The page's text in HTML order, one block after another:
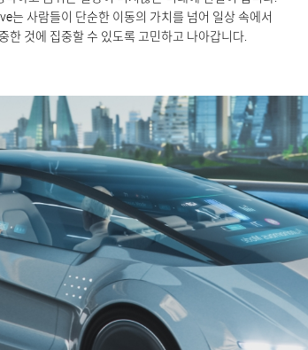
는 사람들이 단순한 이동의 가치를 넘어 일상 속에서
한 것에 집중할 수 있도록 고민하고 나아갑니다.